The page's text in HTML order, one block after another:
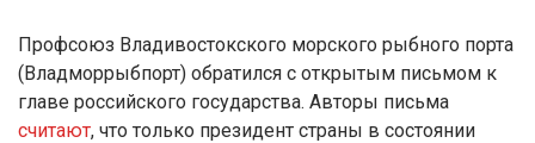
Профсоюз Владивостокского морского рыбного порта
(Владморрыбпорт) обратился с открытым письмом к
главе российского государства. Авторы письма
считают, что только президент страны в состоянии